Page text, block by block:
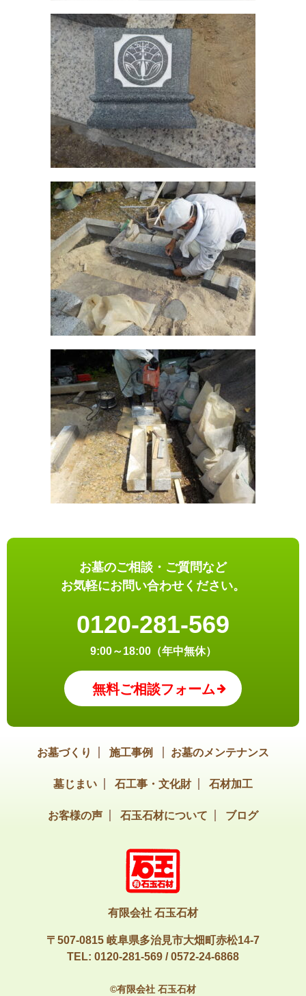
お墓のご相談・ご質問など
お気軽にお問い合わせください。
0120-281-569
9:00～18:00（年中無休）
無料ご相談フォーム
お墓づくり 施工事例 お墓のメンテナンス
墓じまい 石工事・文化財 石材加工
お客様の声 石玉石材について ブログ
有限会社 石玉石材
〒507-0815 岐阜県多治見市大畑町赤松14-7
TEL: 0120-281-569 /0572-24-6868
©有限会社 石玉石材